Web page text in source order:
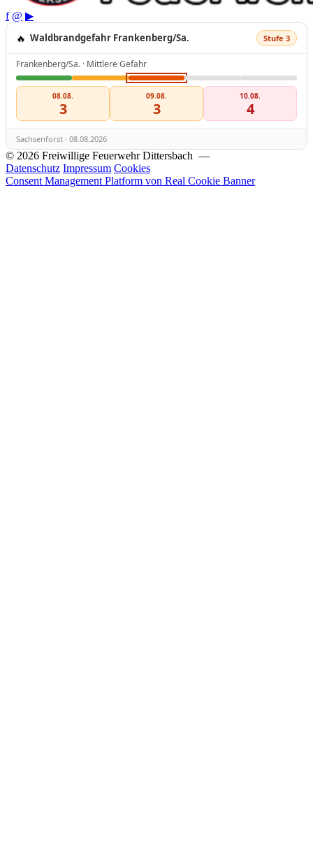
f @ ▶
🔥 Waldbrandgefahr Frankenberg/Sa. Stufe 3
Frankenberg/Sa. · Mittlere Gefahr
08.08.
3
09.08.
3
10.08.
4
Sachsenforst · 08.08.2026
© 2026 Freiwillige Feuerwehr Dittersbach —
Datenschutz Impressum Cookies
Consent Management Platform von Real Cookie Banner